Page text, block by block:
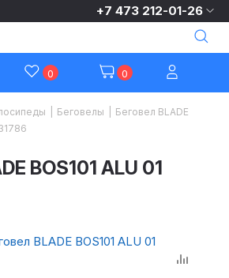
+7 473 212-01-26
0 0
Беговелы
Беговел BLADE
BOS101 ALU 01